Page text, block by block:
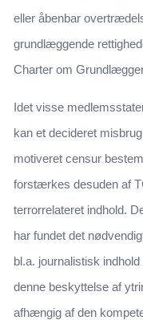
eller åbenbar
grundlæggende
Charter om
Idet visse
kan et decideret
motiveret censur
forstærkes desuden af
terrorrelateret indhold.
har fundet det
bl.a. journalistisk
denne beskyttelse af
afhængig af den